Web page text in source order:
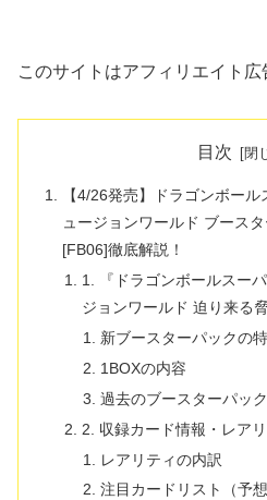
このサイトはアフィリエイト
目次
【4/26発売】ドラゴンボー
ュージョンワールド ブース
[FB06]徹底解説！
1. 『ドラゴンボールスー
ジョンワールド 迫り来る
新ブースターパックの
1BOXの内容
過去のブースターパッ
2. 収録カード情報・レア
レアリティの内訳
注目カードリスト（予想